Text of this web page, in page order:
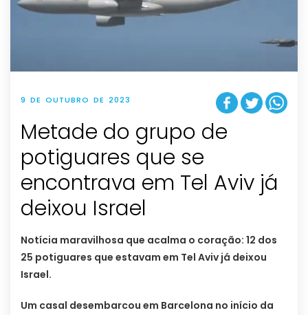
9 DE OUTUBRO DE 2023
Metade do grupo de
potiguares que se
encontrava em Tel Aviv já
deixou Israel
Notícia maravilhosa que acalma o coração: 12 dos
25 potiguares que estavam em Tel Aviv já deixou
Israel.
Um casal desembarcou em Barcelona no início da